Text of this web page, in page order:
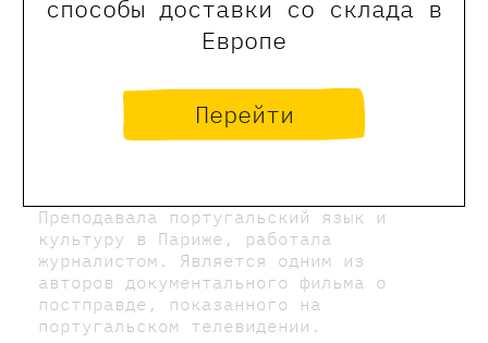
способы доставки со склада в
Европе
Перейти
Мейра Изабель
Изабель Мейра родилась в Бразилии,
Преподавала португальский язык и
культуру в Париже, работала
журналистом. Является одним из
авторов документального фильма о
постправде, показанного на
португальском телевидении.